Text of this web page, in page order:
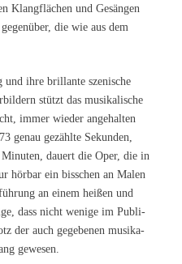
Klang­flä­chen und Ge­sän­gen
die wie aus dem
und ihre bril­lan­te sze­ni­sche
stützt das mu­si­ka­li­sche
im­mer wie­der an­ge­hal­ten
ge­nau ge­zähl­te Se­kun­den,
dau­ert die Oper, die in
hör­bar ein biss­chen an Ma­len
an ei­nem hei­ßen und
dass nicht we­ni­ge im Pu­bli­
der auch ge­ge­be­nen mu­si­ka­
gewesen.